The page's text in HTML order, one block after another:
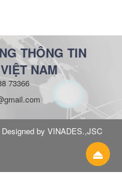
THÔNG TIN
NAM
73366
by VINADES.,JSC